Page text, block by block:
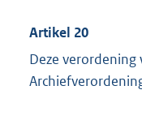
Artikel 20
Deze